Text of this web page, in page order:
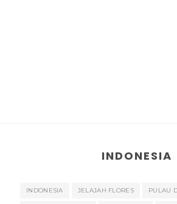
INDONESIA
INDONESIA JELAJAH FLORES PULAU